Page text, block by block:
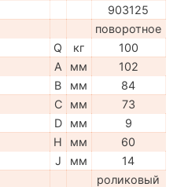
903125
поворотное
Q кг
100
A мм
102
B мм
84
C мм
73
D мм
9
H мм
60
J мм
14
роликовый